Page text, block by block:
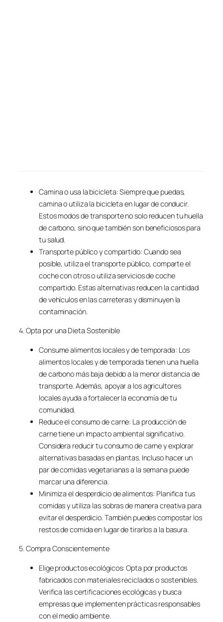
Camina o usa la bicicleta: Siempre que puedas,
camina o utiliza la bicicleta en lugar de conducir.
Estos modos de transporte no solo reducen tu huella
de carbono, sino que también son beneficiosos para
tu salud.
Transporte público y compartido: Cuando sea
posible, utiliza el transporte público, comparte el
coche con otros o utiliza servicios de coche
compartido. Estas alternativas reducen la cantidad
de vehículos en las carreteras y disminuyen la
contaminación.
4. Opta por una Dieta Sostenible
Consume alimentos locales y de temporada: Los
alimentos locales y de temporada tienen una huella
de carbono más baja debido a la menor distancia de
transporte. Además, apoyar a los agricultores
locales ayuda a fortalecer la economía de tu
comunidad.
Reduce el consumo de carne: La producción de
carne tiene un impacto ambiental significativo.
Considera reducir tu consumo de carne y explorar
alternativas basadas en plantas. Incluso hacer un
par de comidas vegetarianas a la semana puede
marcar una diferencia.
Minimiza el desperdicio de alimentos: Planifica tus
comidas y utiliza las sobras de manera creativa para
evitar el desperdicio. También puedes compostar los
restos de comida en lugar de tirarlos a la basura.
5. Compra Conscientemente
Elige productos ecológicos: Opta por productos
fabricados con materiales reciclados o sostenibles.
Verifica las certificaciones ecológicas y busca
empresas que implementen prácticas responsables
con el medio ambiente.